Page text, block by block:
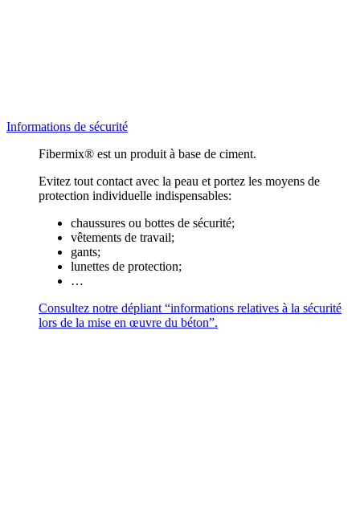
Informations de sécurité
Fibermix® est un produit à base de ciment.
Evitez tout contact avec la peau et portez les moyens de
protection individuelle indispensables:
chaussures ou bottes de sécurité;
vêtements de travail;
gants;
lunettes de protection;
…
Consultez notre dépliant “informations relatives à la sécurité
lors de la mise en œuvre du béton”.